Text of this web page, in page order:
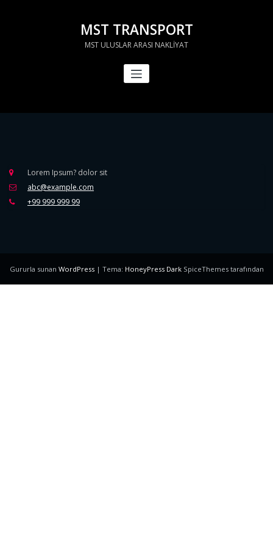
MST TRANSPORT
MST ULUSLAR ARASI NAKLİYAT
Lorem Ipsum? dolor sit
abc@example.com
+99 999 999 99
Gururla sunan WordPress | Tema: HoneyPress DarkSpiceThemes tarafından